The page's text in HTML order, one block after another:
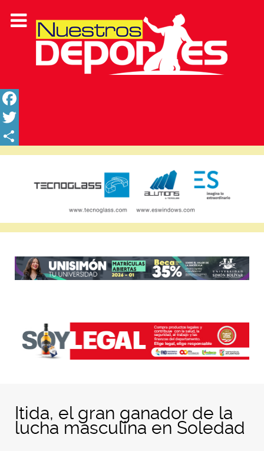
Facebook
Twitter
Share
Itida, el gran ganador de la
lucha masculina en Soledad